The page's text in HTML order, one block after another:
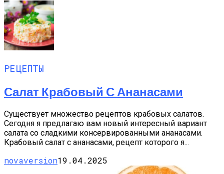
РЕЦЕПТЫ
Салат Крабовый С Ананасами
Существует множество рецептов крабовых салатов.
Сегодня я предлагаю вам новый интересный вариант
салата со сладкими консервированными ананасами.
Крабовый салат с ананасами, рецепт которого я...
novaversion19.04.2025